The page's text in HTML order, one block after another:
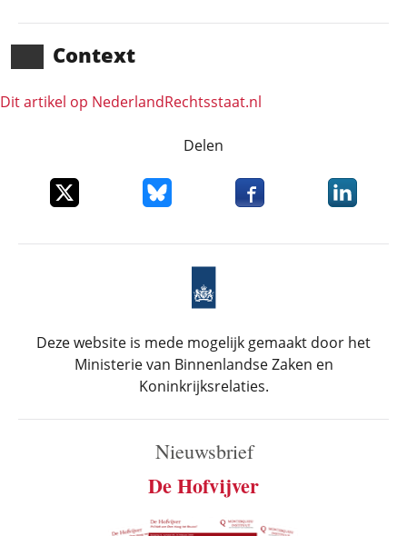
Context
Dit artikel op NederlandRechts­staat.nl
Delen
Deel dit item op XDeel dit item op Bluesky
Deel dit item opDeel dit
Deze website is mede mogelijk gemaakt door het
Ministerie van Binnenlandse Zaken en
Koninkrijksrelaties.
Nieuwsbrief
De Hofvijver